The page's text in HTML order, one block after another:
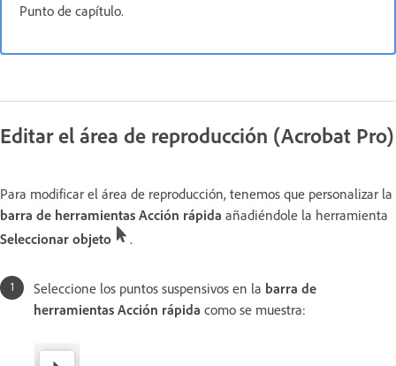
Punto de capítulo.
Editar el área de reproducción (Acrobat Pro)
Para modificar el área de reproducción, tenemos que personalizar la
barra de herramientas Acción rápida añadiéndole la herramienta
Seleccionar objeto
.
Seleccione los puntos suspensivos en la barra de
herramientas Acción rápida como se muestra: